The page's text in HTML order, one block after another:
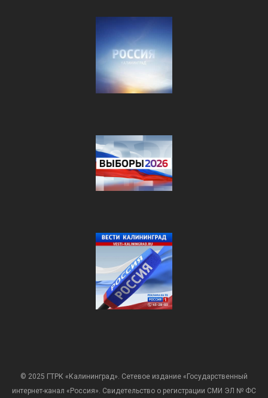
© 2025 ГТРК «Калининград». Сетевое издание «Государственный
интернет-канал «Россия». Свидетельство о регистрации СМИ ЭЛ № ФС